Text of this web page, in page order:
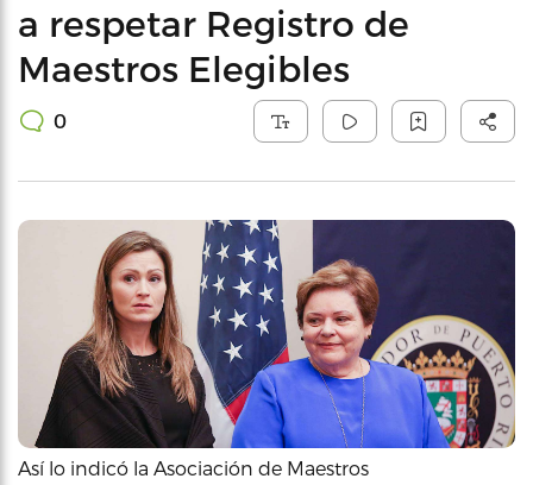
a respetar Registro de
Maestros Elegibles
0
Así lo indicó la Asociación de Maestros